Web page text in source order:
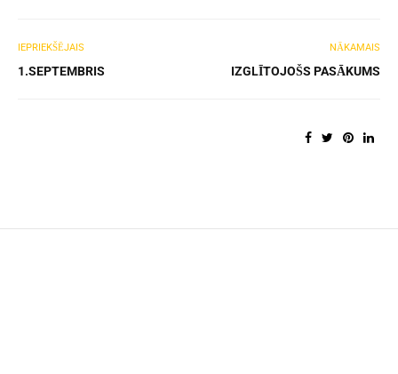
IEPRIEKŠĒJAIS
1.SEPTEMBRIS
NĀKAMAIS
IZGLĪTOJOŠS PASĀKUMS